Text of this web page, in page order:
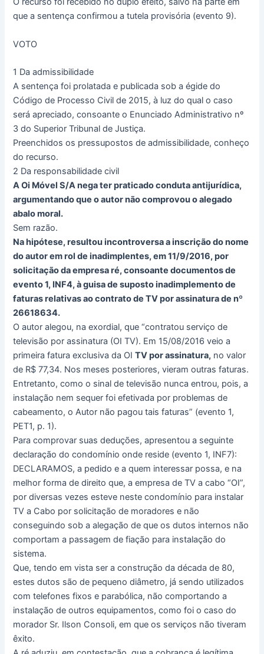
que a sentença confirmou a tutela provisória (evento 9).
VOTO
1 Da admissibilidade
A sentença foi prolatada e publicada sob a égide do
Código de Processo Civil de 2015, à luz do qual o caso
será apreciado, consoante o Enunciado Administrativo nº
3 do Superior Tribunal de Justiça.
Preenchidos os pressupostos de admissibilidade, conheço
do recurso.
2 Da responsabilidade civil
A Oi Móvel S/A nega ter praticado conduta antijurídica,
argumentando que o autor não comprovou o alegado
abalo moral.
Sem razão.
Na hipótese, resultou incontroversa a inscrição do nome
do autor em rol de inadimplentes, em 11/9/2016, por
solicitação da empresa ré, consoante documentos de
evento 1, INF4, à guisa de suposto inadimplemento de
faturas relativas ao contrato de TV por assinatura de nº
26618634.
O autor alegou, na exordial, que “contratou serviço de
televisão por assinatura (OI TV). Em 15/08/2016 veio a
primeira fatura exclusiva da OITV por assinatura, no valor
de R$ 77,34. Nos meses posteriores, vieram outras faturas.
Entretanto, como o sinal de televisão nunca entrou, pois, a
instalação nem sequer foi efetivada por problemas de
cabeamento, o Autor não pagou tais faturas” (evento 1,
PET1, p. 1).
Para comprovar suas deduções, apresentou a seguinte
declaração do condomínio onde reside (evento 1, INF7):
DECLARAMOS, a pedido e a quem interessar possa, e na
melhor forma de direito que, a empresa de TV a cabo “OI”,
por diversas vezes esteve neste condomínio para instalar
TV a Cabo por solicitação de moradores e não
conseguindo sob a alegação de que os dutos internos não
comportam a passagem de fiação para instalação do
sistema.
Que, tendo em vista ser a construção da década de 80,
estes dutos são de pequeno diâmetro, já sendo utilizados
com telefones fixos e parabólica, não comportando a
instalação de outros equipamentos, como foi o caso do
morador Sr. Ilson Consoli, em que os serviços não tiveram
êxito.